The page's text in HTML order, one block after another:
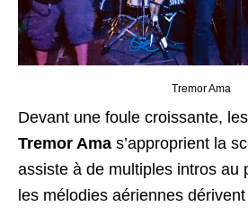
Tremor Ama
Devant une foule croissante,
Tremor Ama s’approprient la
assiste à de multiples intros au
les mélodies aériennes